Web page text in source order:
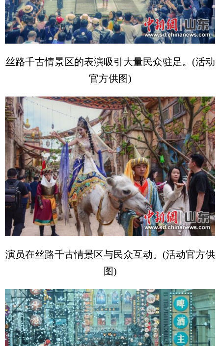
丝路千古情景区的表演吸引大量民众驻足。(活动
官方供图)
演员在丝路千古情景区与民众互动。(活动官方供
图)